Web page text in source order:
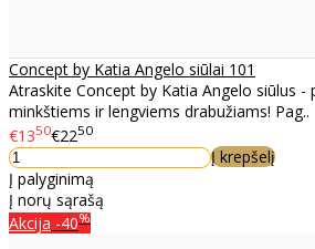
Concept by Katia Angelo siūlai 101
Atraskite Concept by Katia Angelo siūlus -
minkštiems ir lengviems drabužiams! Pag..
€1350€2250
Į krepšelį
Į palyginimą
Į norų sąrašą
Akcija -40%